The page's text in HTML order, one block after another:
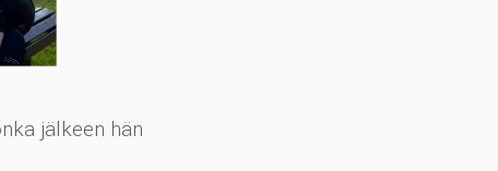
jälkeen hän